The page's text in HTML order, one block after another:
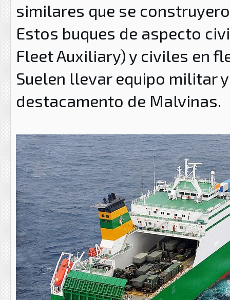
similares que se
Estos buques de aspecto
Fleet Auxiliary) y civiles en
Suelen llevar equipo militar
destacamento de Malvinas.